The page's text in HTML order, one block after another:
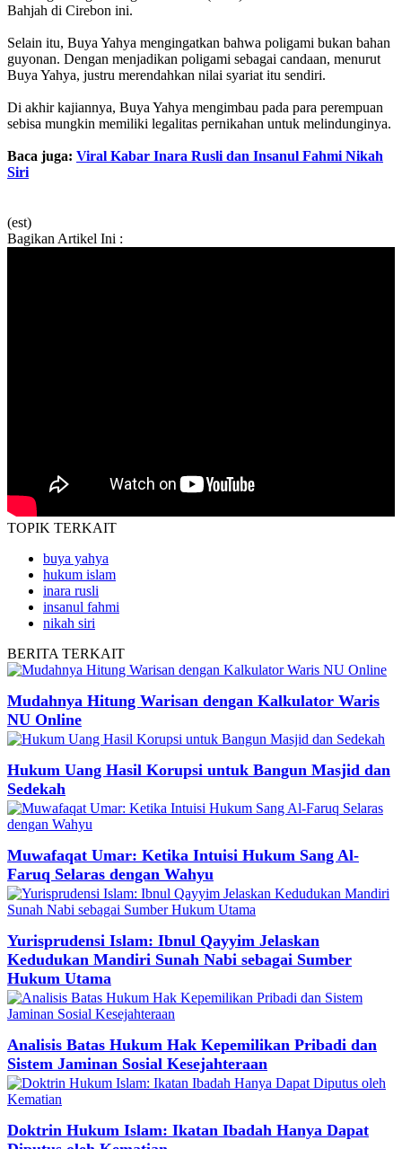
Bahjah di Cirebon ini.
Selain itu, Buya Yahya mengingatkan bahwa poligami bukan bahan
guyonan. Dengan menjadikan poligami sebagai candaan, menurut
Buya Yahya, justru merendahkan nilai syariat itu sendiri.
Di akhir kajiannya, Buya Yahya mengimbau pada para perempuan
sebisa mungkin memiliki legalitas pernikahan untuk melindunginya.
Baca juga: Viral Kabar Inara Rusli dan Insanul Fahmi Nikah
Siri
(est)
Bagikan Artikel Ini :
TOPIK TERKAIT
buya yahya
hukum islam
inara rusli
insanul fahmi
nikah siri
BERITA TERKAIT
Mudahnya Hitung Warisan dengan Kalkulator Waris
NU Online
Hukum Uang Hasil Korupsi untuk Bangun Masjid dan
Sedekah
Muwafaqat Umar: Ketika Intuisi Hukum Sang Al-
Faruq Selaras dengan Wahyu
Yurisprudensi Islam: Ibnul Qayyim Jelaskan
Kedudukan Mandiri Sunah Nabi sebagai Sumber
Hukum Utama
Analisis Batas Hukum Hak Kepemilikan Pribadi dan
Sistem Jaminan Sosial Kesejahteraan
Doktrin Hukum Islam: Ikatan Ibadah Hanya Dapat